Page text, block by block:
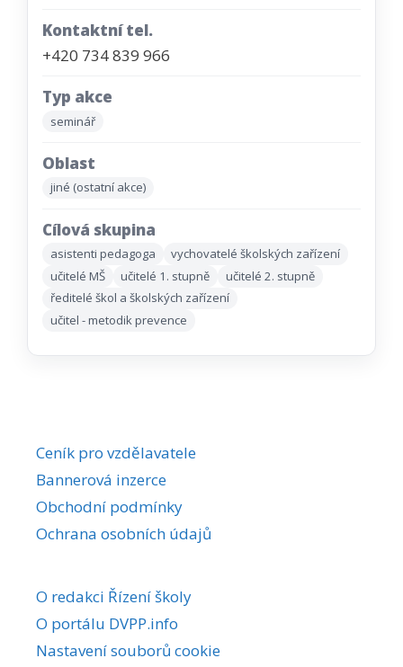
Kontaktní tel.
+420 734 839 966
Typ akce
seminář
Oblast
jiné (ostatní akce)
Cílová skupina
asistenti pedagoga
vychovatelé školských zařízení
učitelé MŠ
učitelé 1. stupně
učitelé 2. stupně
ředitelé škol a školských zařízení
učitel - metodik prevence
Ceník pro vzdělavatele
Bannerová inzerce
Obchodní podmínky
Ochrana osobních údajů
O redakci Řízení školy
O portálu DVPP.info
Nastavení souborů cookie